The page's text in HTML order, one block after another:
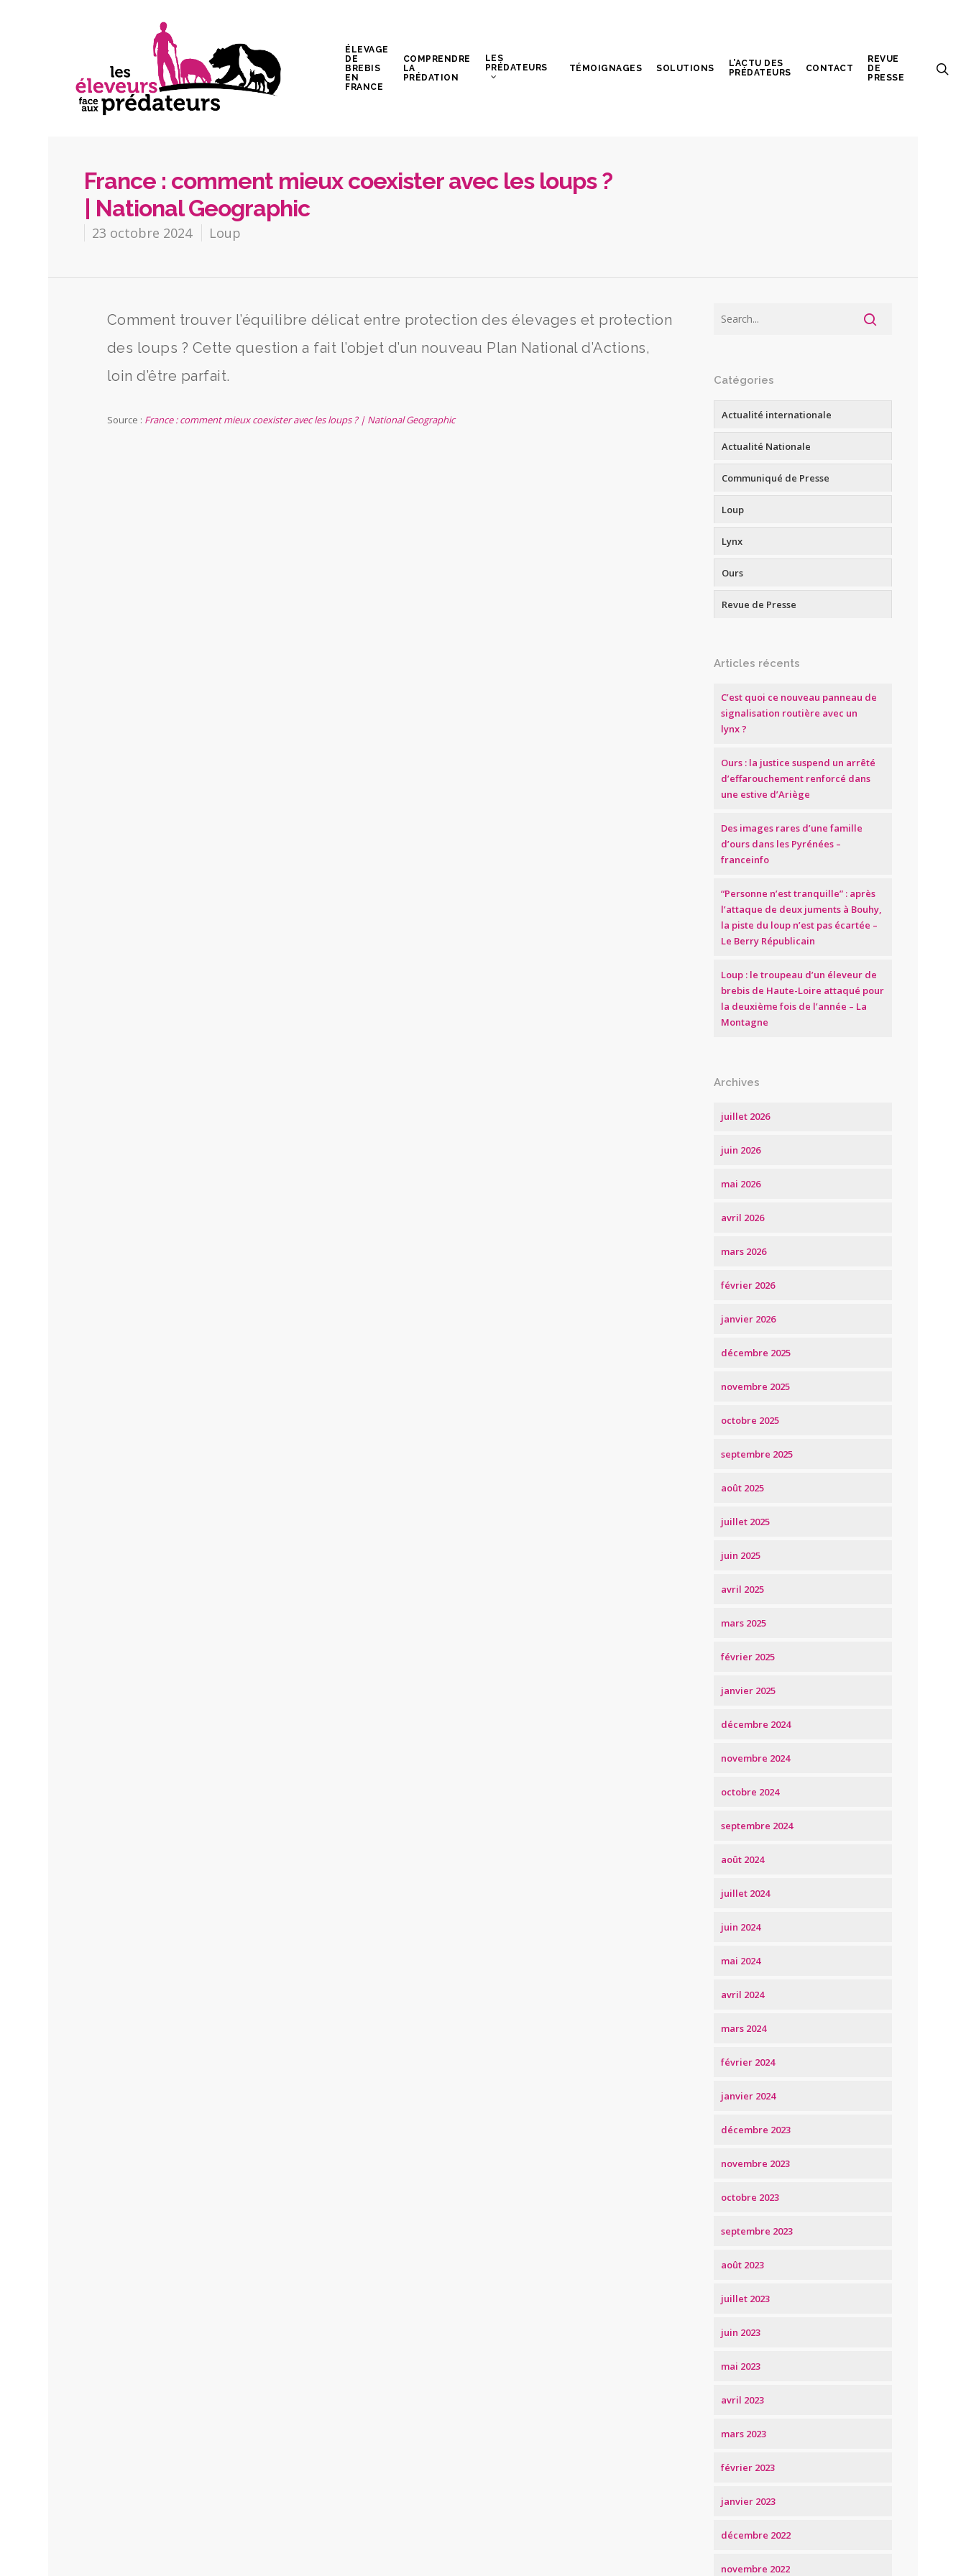
ÉLEVAGE
DE
BREBIS
EN
FRANCE
COMPRENDRE
LA
PRÉDATION
LES
PRÉDATEURS
TÉMOIGNAGES SOLUTIONS
L’ACTU DES
PRÉDATEURS
CONTACT
REVUE
DE
PRESSE
France : comment mieux coexister avec les loups ?
| National Geographic
23 octobre 2024 Loup
Comment trouver l’équilibre délicat entre protection des élevages et protection
des loups ? Cette question a fait l’objet d’un nouveau Plan National d’Actions,
loin d’être parfait.
Source : France : comment mieux coexister avec les loups ? | National Geographic
Catégories
Actualité internationale
Actualité Nationale
Communiqué de Presse
Loup
Lynx
Ours
Revue de Presse
Articles récents
C’est quoi ce nouveau panneau de
signalisation routière avec un
lynx ?
Ours : la justice suspend un arrêté
d’effarouchement renforcé dans
une estive d’Ariège
Des images rares d’une famille
d’ours dans les Pyrénées –
franceinfo
“Personne n’est tranquille” : après
l’attaque de deux juments à Bouhy,
la piste du loup n’est pas écartée –
Le Berry Républicain
Loup : le troupeau d’un éleveur de
brebis de Haute-Loire attaqué pour
la deuxième fois de l’année – La
Montagne
Archives
juillet 2026
juin 2026
mai 2026
avril 2026
mars 2026
février 2026
janvier 2026
décembre 2025
novembre 2025
octobre 2025
septembre 2025
août 2025
juillet 2025
juin 2025
avril 2025
mars 2025
février 2025
janvier 2025
décembre 2024
novembre 2024
octobre 2024
septembre 2024
août 2024
juillet 2024
juin 2024
mai 2024
avril 2024
mars 2024
février 2024
janvier 2024
décembre 2023
novembre 2023
octobre 2023
septembre 2023
août 2023
juillet 2023
juin 2023
mai 2023
avril 2023
mars 2023
février 2023
janvier 2023
décembre 2022
novembre 2022